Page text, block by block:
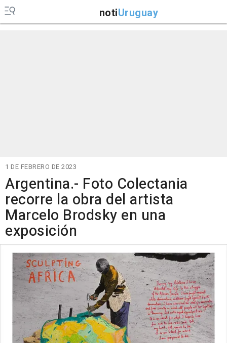
notiUruguay
1 DE FEBRERO DE 2023
Argentina.- Foto Colectania
recorre la obra del artista
Marcelo Brodsky en una
exposición